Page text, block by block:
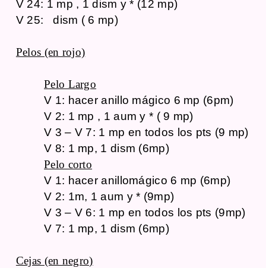
V 24: 1 mp , 1 dism y * (12 mp)
V 25: dism ( 6 mp)
Pelos (en rojo)
Pelo Largo
V 1: hacer anillo mágico 6 mp (6pm)
V 2: 1 mp , 1 aum y * ( 9 mp)
V 3 – V 7: 1 mp en todos los pts (9 mp)
V 8: 1 mp, 1 dism (6mp)
Pelo corto
V 1: hacer anillomágico 6 mp (6mp)
V 2: 1m, 1 aum y * (9mp)
V 3 – V 6: 1 mp en todos los pts (9mp)
V 7: 1 mp, 1 dism (6mp)
Cejas (en negro)